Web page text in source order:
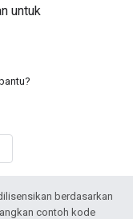
untuk
berdasarkan
contoh kode